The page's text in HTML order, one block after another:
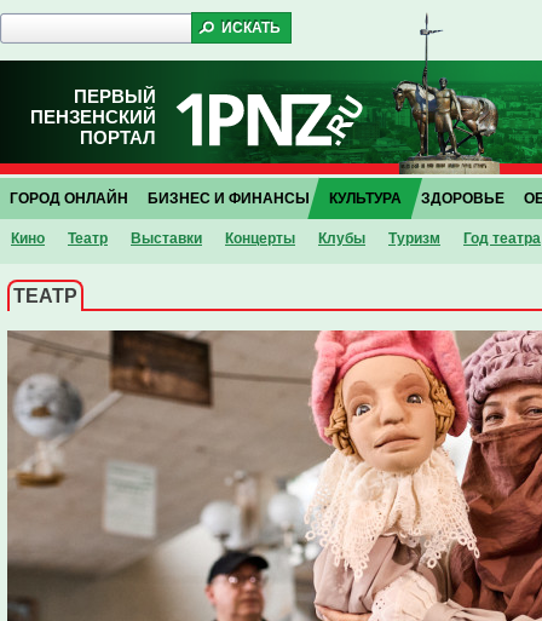
ПЕРВЫЙ
ПЕНЗЕНСКИЙ
ПОРТАЛ
ГОРОД ОНЛАЙН БИЗНЕС И ФИНАНСЫ КУЛЬТУРА
Кино Театр Выставки Концерты Клубы Туризм Год театра
ЗДОРОВЬЕ
ТЕАТР